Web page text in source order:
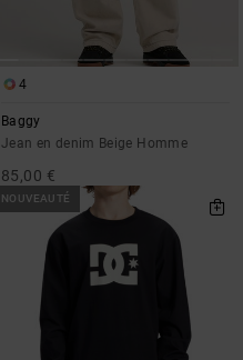
4
Baggy
Jean en denim Beige Homme
85,00 €
NOUVEAUTÉ